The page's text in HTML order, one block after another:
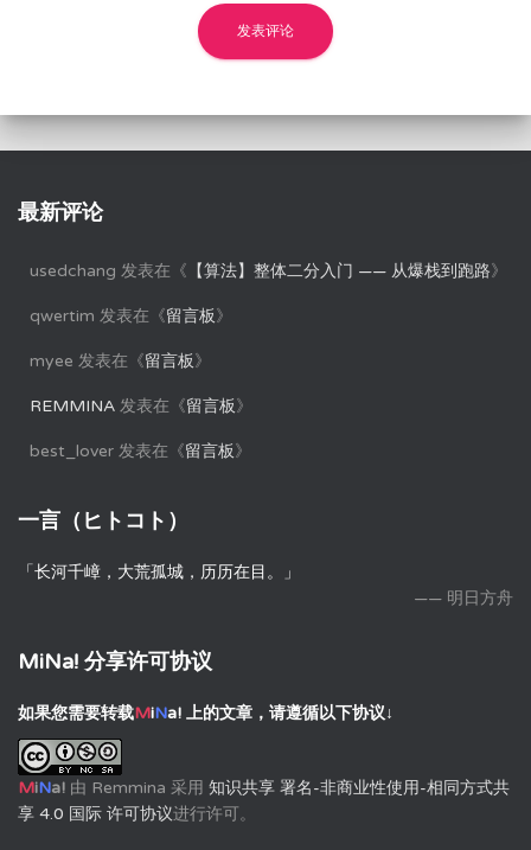
最新评论
usedchang 发表在《 【算法】整体二分入门 —— 从爆栈到跑路》
qwertim 发表在《留言板》
myee 发表在《留言板》
REMMINA 发表在《留言板》
best_lover 发表在《留言板》
一言（ヒトコト）
「长河千嶂，大荒孤城，历历在目。」
—— 明日方舟
MiNa! 分享许可协议
如果您需要转载MiNa! 上的文章，请遵循以下协议↓
MiNa! 由 Remmina 采用 知识共享 署名-非商业性使用-相同方式共
享 4.0 国际 许可协议进行许可。